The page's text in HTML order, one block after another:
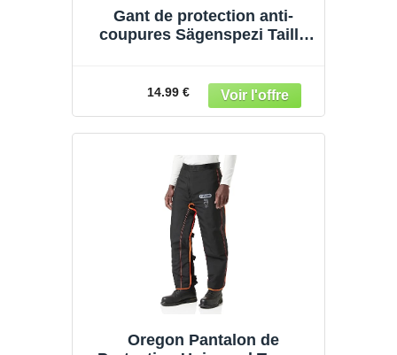
Gant de protection anti-
coupures Sägenspezi Taille
14.99 €
Oregon Pantalon de